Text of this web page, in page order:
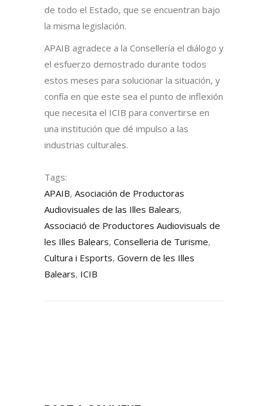
de todo el Estado, que se encuentran bajo
la misma legislación.
APAIB agradece a la Consellería el diálogo y
el esfuerzo demostrado durante todos
estos meses para solucionar la situación, y
confía en que este sea el punto de inflexión
que necesita el ICIB para convertirse en
una institución que dé impulso a las
industrias culturales.
Tags:
APAIB, Asociación de Productoras
Audiovisuales de las Illes Balears,
Associació de Productores Audiovisuals de
les Illes Balears, Conselleria de Turisme,
Cultura i Esports, Govern de les Illes
Balears, ICIB